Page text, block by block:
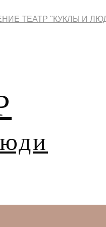
ТЕАТР "КУКЛЫ И